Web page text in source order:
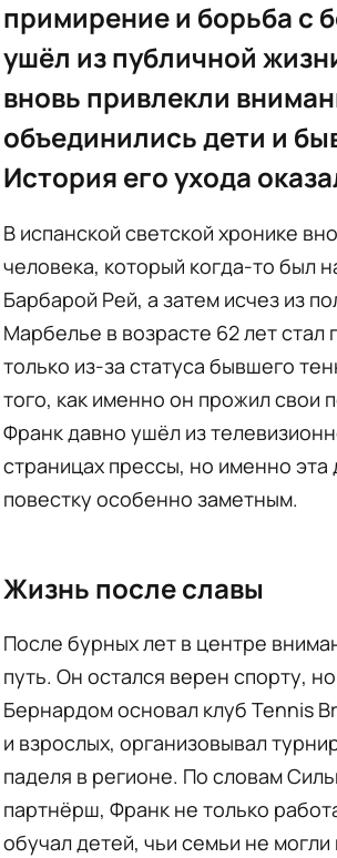
примирение и борьба с
ушёл из публичной
вновь привлекли
объединились дети и
История его ухода
В испанской светской хронике
человека, который когда-то был
Барбарой Рей, а затем исчез из
Марбелье в возрасте 62 лет
только из-за статуса бывшего
того, как именно он прожил свои
Франк давно ушёл из
страницах прессы, но именно
повестку особенно заметным.
Жизнь после славы
После бурных лет в центре
путь. Он остался верен спорту,
Бернардом основал клуб Tennis
и взрослых, организовывал
паделя в регионе. По словам
партнёрш, Франк не только
обучал детей, чьи семьи не